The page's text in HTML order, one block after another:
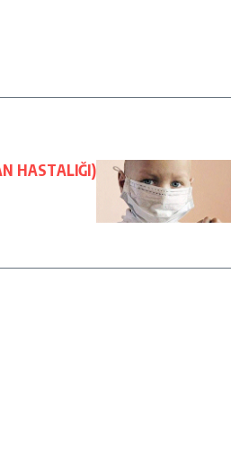
HASTALIĞI)